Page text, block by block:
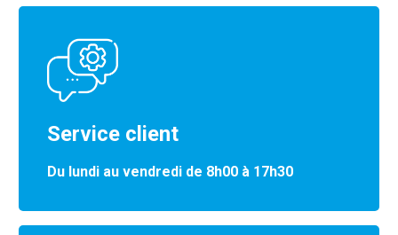
Service client
Du lundi au vendredi de 8h00 à 17h30